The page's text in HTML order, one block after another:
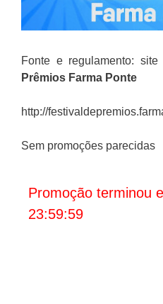
Fonte e regulamento: site
Prêmios Farma Ponte
http://
Sem promoções parecidas
Promoção terminou
23:59:59